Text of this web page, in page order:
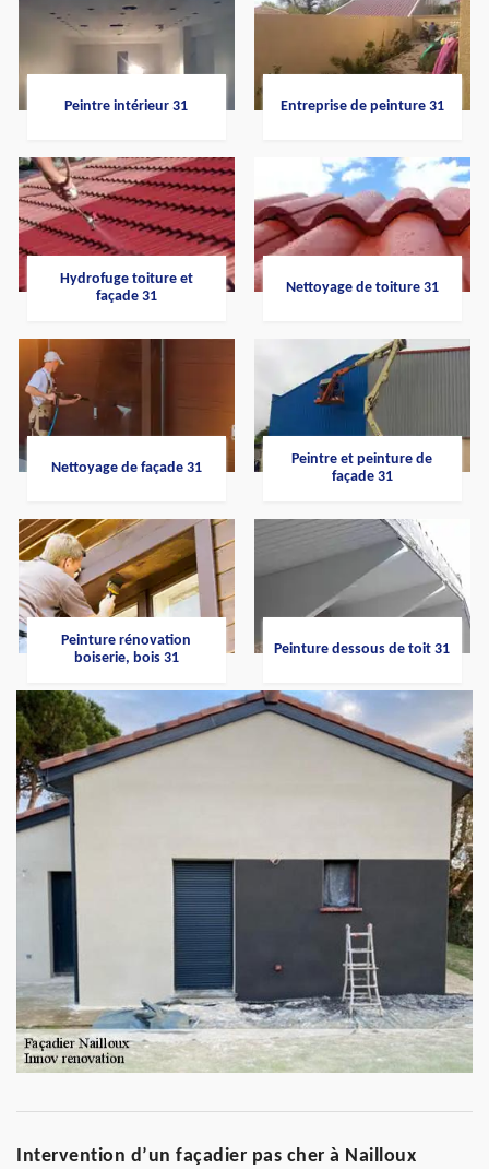
Peintre intérieur 31 Entreprise de peinture 31
Hydrofuge toiture et
façade 31
Nettoyage de toiture 31
Nettoyage de façade 31
Peintre et peinture de
façade 31
Peinture rénovation
boiserie, bois 31
Peinture dessous de toit 31
Intervention d’un façadier pas cher à Nailloux